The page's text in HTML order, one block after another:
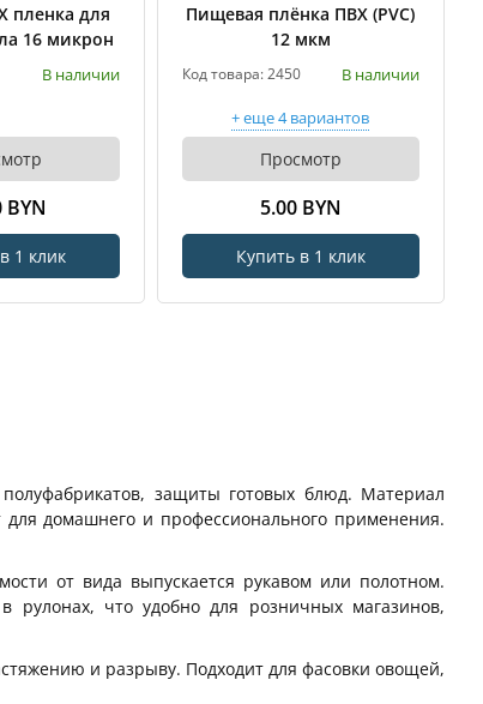
пленка для
16 микрон
В наличии
BYN
1 клик
Пищевая плёнка ПВХ (PVC)
12 мкм
Код товара: 2450
В наличии
+ еще 4 вариантов
Просмотр
5.00 BYN
Купить в 1 клик
защиты готовых блюд. Материал
для домашнего и профессионального применения.
от вида выпускается рукавом или полотном.
что удобно для розничных магазинов,
и разрыву. Подходит для фасовки овощей,